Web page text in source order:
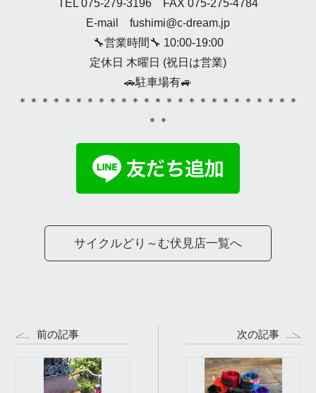
TEL 075-279-3196 FAX 075-275-4784
E-mail fushimi@c-dream.jp
🔧営業時間🔧 10:00-19:00
定休日 木曜日 (祝日は営業)
🚗駐車場有🚙
＊＊＊＊＊＊＊＊＊＊＊＊＊＊＊＊＊＊＊＊＊＊＊＊＊
＊＊
サイクルどり～む伏見店一覧へ
前の記事 次の記事